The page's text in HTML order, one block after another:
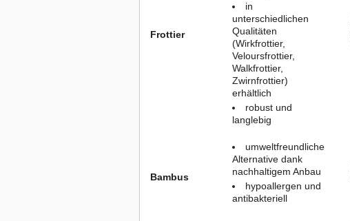
Frottier
in
unterschiedlichen
Qualitäten
(Wirkfrottier,
Veloursfrottier,
Walkfrottier,
Zwirnfrottier)
erhältlich
robust und
langlebig
Bambus
umweltfreundliche
Alternative dank
nachhaltigem Anbau
hypoallergen und
antibakteriell